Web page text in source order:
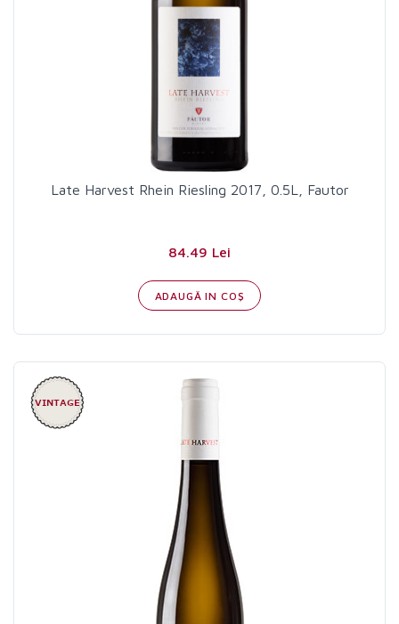
Late Harvest Rhein Riesling 2017, 0.5L, Fautor
84.49 Lei
ADAUGĂ IN COŞ